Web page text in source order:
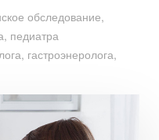
обследование,
педиатра
гастроэнеролога,